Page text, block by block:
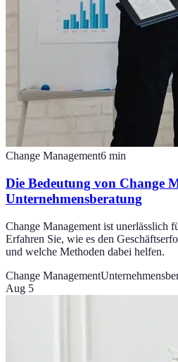
Change Management6 min
Die Bedeutung von Change
Unternehmensberatung
Change Management ist unerlässlich
Erfahren Sie, wie es den
und welche Methoden dabei helfen.
Change Management
Aug 5